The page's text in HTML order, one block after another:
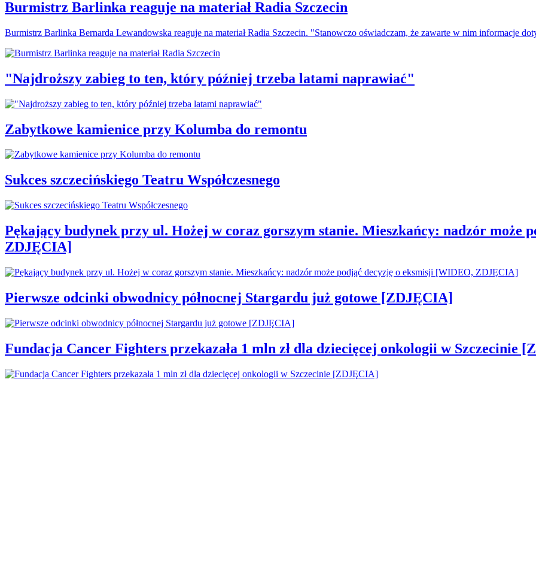
Burmistrz Barlinka reaguje na materiał Radia Szczecin
Burmistrz Barlinka Bernarda Lewandowska reaguje na materiał Radia Szczecin. "Stanowczo oświadczam, że zawarte w nim informacje
"Najdroższy zabieg to ten, który później trzeba latami naprawiać"
Zabytkowe kamienice przy Kolumba do remontu
Sukces szczecińskiego Teatru Współczesnego
Pękający budynek przy ul. Hożej w coraz gorszym stanie. Mieszkańcy: nadzór może
ZDJĘCIA]
Pierwsze odcinki obwodnicy północnej Stargardu już gotowe [ZDJĘCIA]
Fundacja Cancer Fighters przekazała 1 mln zł dla dziecięcej onkologii w Szczecinie